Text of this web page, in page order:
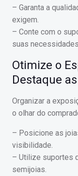
– Garanta a
exigem.
– Conte com o
suas
Otimize o
Destaque
Organizar a
o olhar do
– Posicione as
visibilidade.
– Utilize suportes
semijoias.